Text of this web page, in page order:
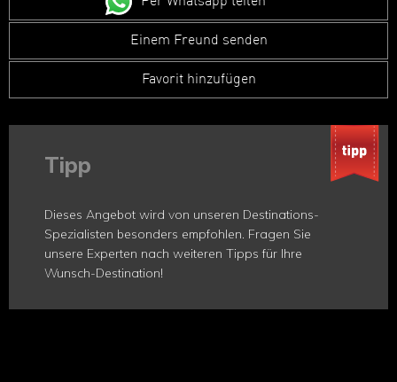
Einem Freund senden
Favorit hinzufügen
Tipp
Dieses Angebot wird von unseren Destinations-
Spezialisten besonders empfohlen. Fragen Sie
unsere Experten nach weiteren Tipps für Ihre
Wunsch-Destination!